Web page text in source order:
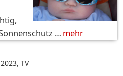
… mehr
, TV